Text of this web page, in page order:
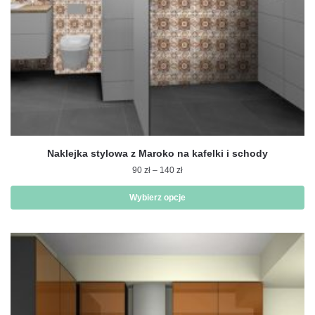
Naklejka stylowa z Maroko na kafelki i schody
90 zł – 140 złZakres
od
90 zł
Wybierz opcje
produkt
wariantów.